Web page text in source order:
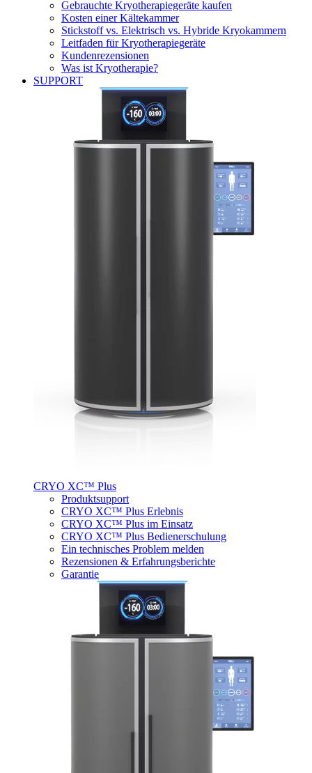
Gebrauchte Kryotherapiegeräte kaufen
Kosten einer Kältekammer
Stickstoff vs. Elektrisch vs. Hybride Kryokammern
Leitfaden für Kryotherapiegeräte
Kundenrezensionen
Was ist Kryotherapie?
SUPPORT
CRYO XC™ Plus
Produktsupport
CRYO XC™ Plus Erlebnis
CRYO XC™ Plus im Einsatz
CRYO XC™ Plus Bedienerschulung
Ein technisches Problem melden
Rezensionen & Erfahrungsberichte
Garantie